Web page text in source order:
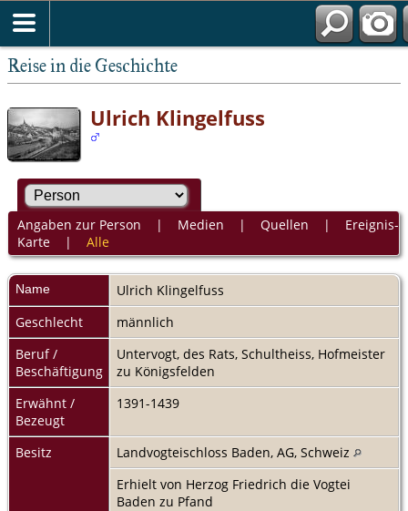
Reise in die Geschichte
Ulrich Klingelfuss
Angaben zur Person | Medien | Quellen | Ereignis-
Karte| Alle
Name Ulrich Klingelfuss
Geschlecht
männlich
Beruf /
Beschäftigung
Untervogt, des Rats, Schultheiss, Hofmeister
zu Königsfelden
Erwähnt /
Bezeugt
1391-1439
Besitz
Landvogteischloss Baden, AG, Schweiz
Erhielt von Herzog Friedrich die Vogtei
Baden zu Pfand